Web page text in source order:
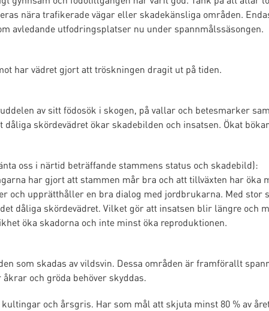
nära trafikerade vägar eller skadekänsliga områden.
avledande utfodringsplatser nu under spannmålssäsongen.
har vädret gjort att tröskningen dragit ut på tiden.
av sitt födosök i skogen, på vallar och betesmarker
dåliga skördevädret ökar skadebilden och insatsen. Ökat
oss i närtid beträffande stammens status och skadebild):
har gjort att stammen mår bra och att tillväxten har öka
och upprätthåller en bra dialog med jordbrukarna. Med stor
dåliga skördevädret. Vilket gör att insatsen blir längre och
öka skadorna och inte minst öka reproduktionen.
som skadas av vildsvin. Dessa områden är framförallt
och gröda behöver skyddas.
och årsgris. Har som mål att skjuta minst 80 % av